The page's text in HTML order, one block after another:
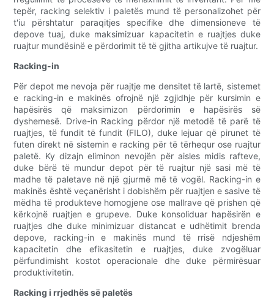
tepër, racking selektiv i paletës mund të personalizohet për
t'iu përshtatur paraqitjes specifike dhe dimensioneve të
depove tuaj, duke maksimizuar kapacitetin e ruajtjes duke
ruajtur mundësinë e përdorimit të të gjitha artikujve të ruajtur.
Racking-in
Për depot me nevoja për ruajtje me densitet të lartë, sistemet
e racking-in e makinës ofrojnë një zgjidhje për kursimin e
hapësirës që maksimizon përdorimin e hapësirës së
dyshemesë. Drive-in Racking përdor një metodë të parë të
ruajtjes, të fundit të fundit (FILO), duke lejuar që pirunet të
futen direkt në sistemin e racking për të tërhequr ose ruajtur
paletë. Ky dizajn eliminon nevojën për aisles midis rafteve,
duke bërë të mundur depot për të ruajtur një sasi më të
madhe të paletave në një gjurmë më të vogël. Racking-in e
makinës është veçanërisht i dobishëm për ruajtjen e sasive të
mëdha të produkteve homogjene ose mallrave që prishen që
kërkojnë ruajtjen e grupeve. Duke konsoliduar hapësirën e
ruajtjes dhe duke minimizuar distancat e udhëtimit brenda
depove, racking-in e makinës mund të rrisë ndjeshëm
kapacitetin dhe efikasitetin e ruajtjes, duke zvogëluar
përfundimisht kostot operacionale dhe duke përmirësuar
produktivitetin.
Racking i rrjedhës së paletës